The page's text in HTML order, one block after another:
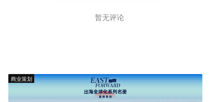
暂无评论
商业策划